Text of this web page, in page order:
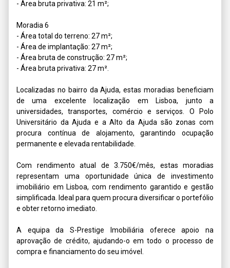
- Área bruta privativa: 21 m²;
Moradia 6
- Área total do terreno: 27 m²;
- Área de implantação: 27 m²;
- Área bruta de construção: 27 m²;
- Área bruta privativa: 27 m².
Localizadas no bairro da Ajuda, estas moradias beneficiam
de uma excelente localização em Lisboa, junto a
universidades, transportes, comércio e serviços. O Polo
Universitário da Ajuda e a Alto da Ajuda são zonas com
procura contínua de alojamento, garantindo ocupação
permanente e elevada rentabilidade.
Com rendimento atual de 3.750€/mês, estas moradias
representam uma oportunidade única de investimento
imobiliário em Lisboa, com rendimento garantido e gestão
simplificada. Ideal para quem procura diversificar o portefólio
e obter retorno imediato.
A equipa da S-Prestige Imobiliária oferece apoio na
aprovação de crédito, ajudando-o em todo o processo de
compra e financiamento do seu imóvel.